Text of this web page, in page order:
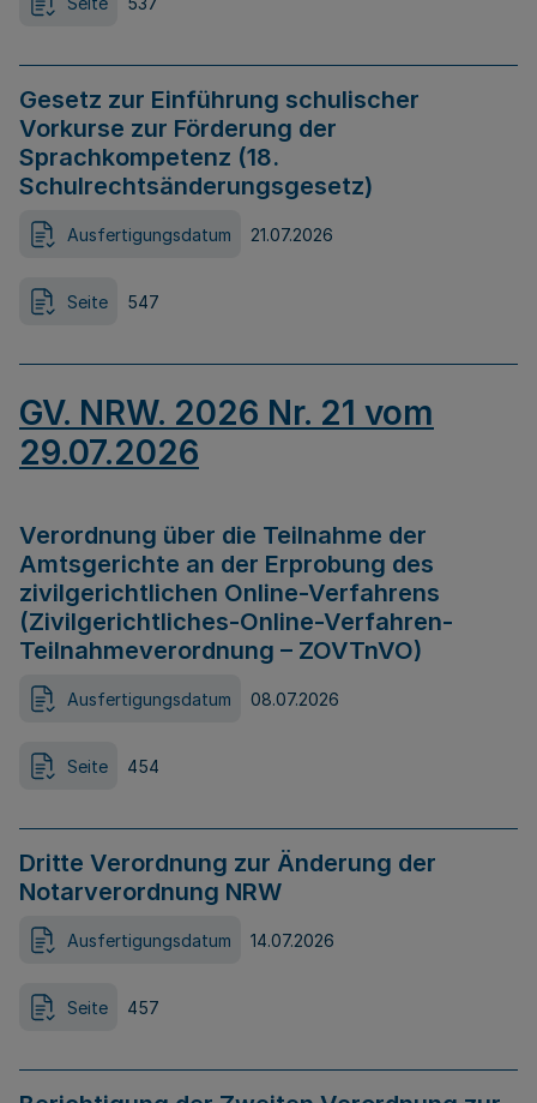
Gesetz zur Einführung schulischer
Vorkurse zur Förderung der
Sprachkompetenz (18.
Schulrechtsänderungsgesetz)
Ausfertigungsdatum 21.07.2026
Seite 547
GV. NRW. 2026 Nr. 21 vom
29.07.2026
Verordnung über die Teilnahme der
Amtsgerichte an der Erprobung des
zivilgerichtlichen Online-Verfahrens
(Zivilgerichtliches-Online-Verfahren-
Teilnahmeverordnung – ZOVTnVO)
Ausfertigungsdatum 08.07.2026
Seite 454
Dritte Verordnung zur Änderung der
Notarverordnung NRW
Ausfertigungsdatum 14.07.2026
Seite 457